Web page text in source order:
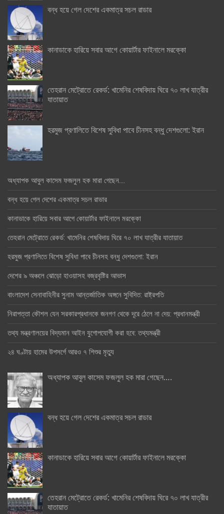
বন্ধ হয়ে গেল দেশের একমাত্র সচল রাডার
কানাডাকে হারিয়ে সবার আগে কোয়ার্টার ফাইনালে মরক্কো
তেহরান মেট্রোতে রেকর্ড: খামেনির শেষবিদায় ঘিরে ৭০ লাখ যাত্রীর
যাতায়াত
হরমুজ প্রণালিতে বিশেষ সুবিধা পাবে চীনসহ বন্ধু দেশগুলো: ইরান
অধ্যাপক আবুল কাসেম ফজলুল হক মারা গেছেন….
বন্ধ হয়ে গেল দেশের একমাত্র সচল রাডার
কানাডাকে হারিয়ে সবার আগে কোয়ার্টার ফাইনালে মরক্কো
তেহরান মেট্রোতে রেকর্ড: খামেনির শেষবিদায় ঘিরে ৭০ লাখ যাত্রীর যাতায়াত
হরমুজ প্রণালিতে বিশেষ সুবিধা পাবে চীনসহ বন্ধু দেশগুলো: ইরান
দেশের ৯ অঞ্চলে ঝোড়ো হাওয়াসহ বজ্রবৃষ্টির আভাস
বাংলাদেশ সেনাবাহিনীর সুনাম আন্তর্জাতিক অঙ্গনে সুবিদিত: রাষ্ট্রপতি
নিরাপত্তা কৌশল যেন সরকারপ্রধানকে জনগণ থেকে দূরে ঠেলে না দেয়: প্রধানমন্ত্রী
তথ্য মন্ত্রণালয়ের বিদ্যমান আইন যুগোপযোগী করা হবে: তথ্যমন্ত্রী
২৪ ঘণ্টায় হামের উপসর্গে আরও ৭ শিশুর মৃত্যু
অধ্যাপক আবুল কাসেম ফজলুল হক মারা গেছেন….
বন্ধ হয়ে গেল দেশের একমাত্র সচল রাডার
কানাডাকে হারিয়ে সবার আগে কোয়ার্টার ফাইনালে মরক্কো
তেহরান মেট্রোতে রেকর্ড: খামেনির শেষবিদায় ঘিরে ৭০ লাখ যাত্রীর
যাতায়াত